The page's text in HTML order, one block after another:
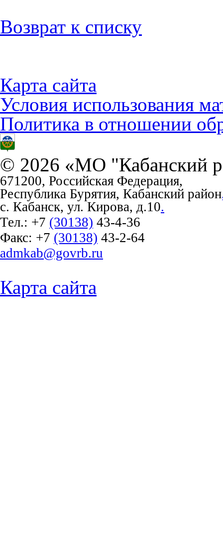
Возврат к списку
Карта сайта
Условия использования
Политика в отношении
© 2026 «МО "Кабанский
671200, Российская Федерация,
Республика Бурятия, Кабанский район
с. Кабанск, ул. Кирова, д.10.
Тел.: +7 (30138) 43-4-36
Факс: +7 (30138) 43-2-64
admkab@govrb.ru
Карта сайта